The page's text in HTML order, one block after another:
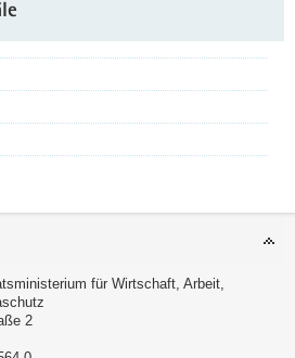
für Wirtschaft, Arbeit,
2